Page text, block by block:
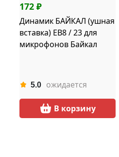
172 ₽
Динамик БАЙКАЛ (ушная
вставка) EB8 / 23 для
микрофонов Байкал
5.0 ожидается
В корзину